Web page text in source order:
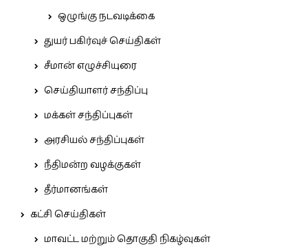
ஒழுங்கு நடவடிக்கை
துயர் பகிர்வுச் செய்திகள்
சீமான் எழுச்சியுரை
செய்தியாளர் சந்திப்பு
மக்கள் சந்திப்புகள்
அரசியல் சந்திப்புகள்
நீதிமன்ற வழக்குகள்
தீர்மானங்கள்
கட்சி செய்திகள்
மாவட்ட மற்றும் தொகுதி நிகழ்வுகள்